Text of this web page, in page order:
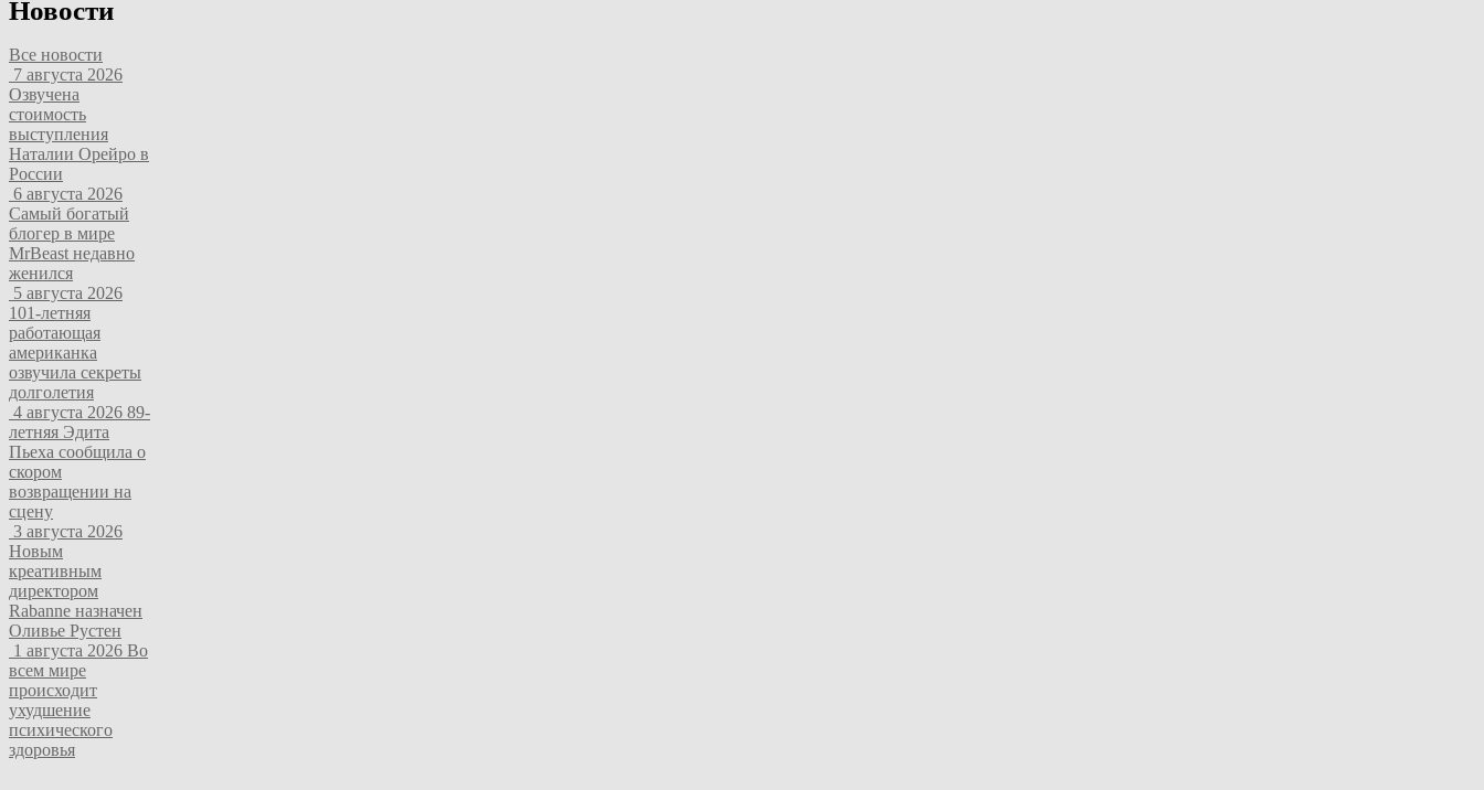
Новости
Все новости
7 августа 2026
Озвучена
стоимость
выступления
Наталии Орейро в
России
6 августа 2026
Самый богатый
блогер в мире
MrBeast недавно
женился
5 августа 2026
101-летняя
работающая
американка
озвучила секреты
долголетия
4 августа 2026 89-
летняя Эдита
Пьеха сообщила о
скором
возвращении на
сцену
3 августа 2026
Новым
креативным
директором
Rabanne назначен
Оливье Рустен
1 августа 2026 Во
всем мире
происходит
ухудшение
психического
здоровья